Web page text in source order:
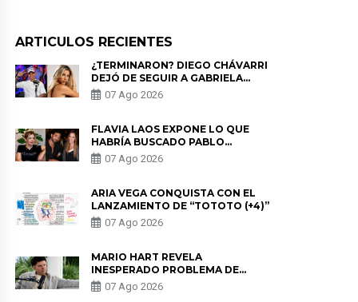
ARTICULOS RECIENTES
¿TERMINARON? DIEGO CHÁVARRI
DEJÓ DE SEGUIR A GABRIELA
HERRERA Y ANUNCIA SU SALIDA
DE PÓDCAST
07 Ago 2026
FLAVIA LAOS EXPONE LO QUE
HABRÍA BUSCADO PABLO
HEREDIA CON ALE FULLER: “UNA
DE LAS PARTES QUERÍA EL
07 Ago 2026
ARIA VEGA CONQUISTA CON EL
LANZAMIENTO DE “TOTOTO (+4)”
07 Ago 2026
MARIO HART REVELA
INESPERADO PROBLEMA DE
SALUD ANTES DE SEPARARSE DE
KORINA: “ME ENCONTRARON UN
07 Ago 2026